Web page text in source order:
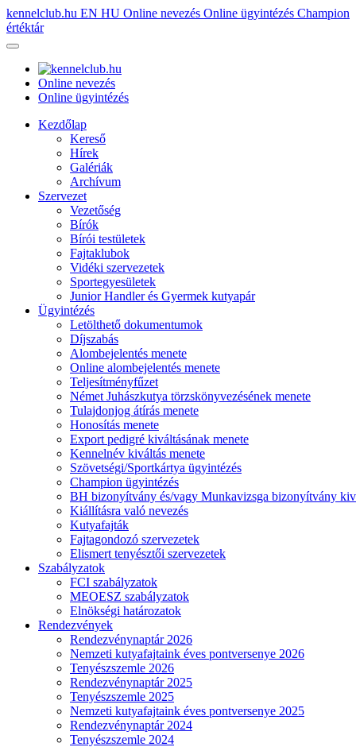
kennelclub.hu EN HU Online nevezés Online ügyintézés Champion
értéktár
Online nevezés
Online ügyintézés
Kezdőlap
Kereső
Hírek
Galériák
Archívum
Szervezet
Vezetőség
Bírók
Bírói testületek
Fajtaklubok
Vidéki szervezetek
Sportegyesületek
Junior Handler és Gyermek kutyapár
Ügyintézés
Letölthető dokumentumok
Díjszabás
Alombejelentés menete
Online alombejelentés menete
Teljesítményfűzet
Német Juhászkutya törzskönyvezésének menete
Tulajdonjog átírás menete
Honosítás menete
Export pedigré kiváltásának menete
Kennelnév kiváltás menete
Szövetségi/Sportkártya ügyintézés
Champion ügyintézés
BH bizonyítvány és/vagy Munkavizsga bizonyítvány
Kiállításra való nevezés
Kutyafajták
Fajtagondozó szervezetek
Elismert tenyésztői szervezetek
Szabályzatok
FCI szabályzatok
MEOESZ szabályzatok
Elnökségi határozatok
Rendezvények
Rendezvénynaptár 2026
Nemzeti kutyafajtaink éves pontversenye 2026
Tenyészszemle 2026
Rendezvénynaptár 2025
Tenyészszemle 2025
Nemzeti kutyafajtaink éves pontversenye 2025
Rendezvénynaptár 2024
Tenyészszemle 2024